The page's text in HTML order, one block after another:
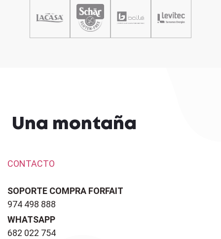
Una montaña
CONTACTO
SOPORTE COMPRA FORFAIT
974 498 888
WHATSAPP
682 022 754